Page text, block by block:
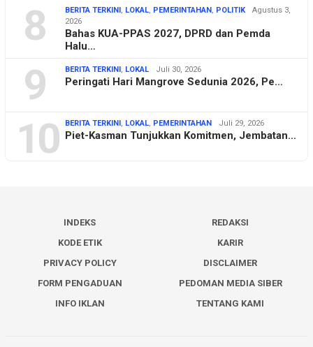
8 BERITA TERKINI , LOKAL, PEMERINTAHAN , POLITIK
Agustus 3,
2026
Bahas KUA-PPAS 2027, DPRD dan Pemda
Halu…
9 BERITA TERKINI , LOKAL Juli 30, 2026
Peringati Hari Mangrove Sedunia 2026, Pe…
10 BERITA TERKINI , LOKAL, PEMERINTAHAN Juli 29, 2026
Piet-Kasman Tunjukkan Komitmen, Jembatan…
INDEKS
REDAKSI
KODE ETIK
KARIR
PRIVACY POLICY
DISCLAIMER
FORM PENGADUAN
PEDOMAN MEDIA SIBER
INFO IKLAN
TENTANG KAMI